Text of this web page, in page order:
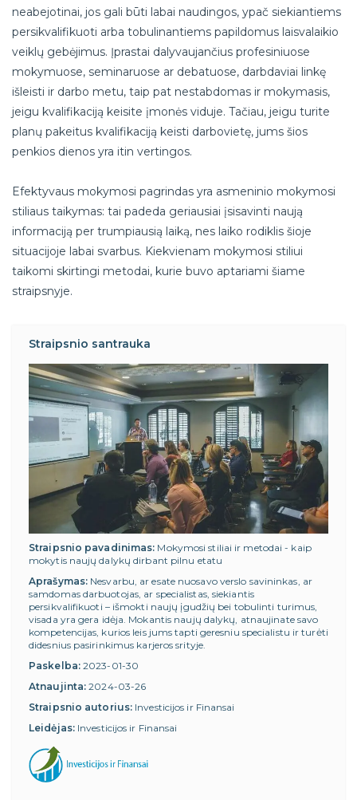
neabejotinai, jos gali būti labai naudingos, ypač siekiantiems
persikvalifikuoti arba tobulinantiems papildomus laisvalaikio
veiklų gebėjimus. Įprastai dalyvaujančius profesiniuose
mokymuose, seminaruose ar debatuose, darbdaviai linkę
išleisti ir darbo metu, taip pat nestabdomas ir mokymasis,
jeigu kvalifikaciją keisite įmonės viduje. Tačiau, jeigu turite
planų pakeitus kvalifikaciją keisti darbovietę, jums šios
penkios dienos yra itin vertingos.
Efektyvaus mokymosi pagrindas yra asmeninio mokymosi
stiliaus taikymas: tai padeda geriausiai įsisavinti naują
informaciją per trumpiausią laiką, nes laiko rodiklis šioje
situacijoje labai svarbus. Kiekvienam mokymosi stiliui
taikomi skirtingi metodai, kurie buvo aptariami šiame
straipsnyje.
Straipsnio santrauka
Straipsnio pavadinimas: Mokymosi stiliai ir metodai - kaip
mokytis naujų dalykų dirbant pilnu etatu
Aprašymas: Nesvarbu, ar esate nuosavo verslo savininkas, ar
samdomas darbuotojas, ar specialistas, siekiantis
persikvalifikuoti – išmokti naujų įgudžių bei tobulinti turimus,
visada yra gera idėja. Mokantis naujų dalykų, atnaujinate savo
kompetencijas, kurios leis jums tapti geresniu specialistu ir turėti
didesnius pasirinkimus karjeros srityje.
Paskelba: 2023-01-30
Atnaujinta: 2024-03-26
Straipsnio autorius: Investicijos ir Finansai
Leidėjas: Investicijos ir Finansai